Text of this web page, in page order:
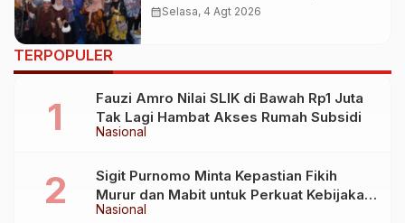
calendar_monthSelasa, 4 Agt 2026
TERPOPULER
Nasional
Fauzi Amro Nilai SLIK di Bawah Rp1 Juta
Tak Lagi Hambat Akses Rumah Subsidi
Nasional
Sigit Purnomo Minta Kepastian Fikih
Murur dan Mabit untuk Perkuat Kebijakan
Haji